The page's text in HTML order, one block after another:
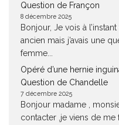
Question de Françon
8 décembre 2025
Bonjour, Je vois à
ancien mais j’avais une
femme...
Opéré d’une hernie
Question de Chandelle
7 décembre 2025
Bonjour madame ,
contacter ,je viens de